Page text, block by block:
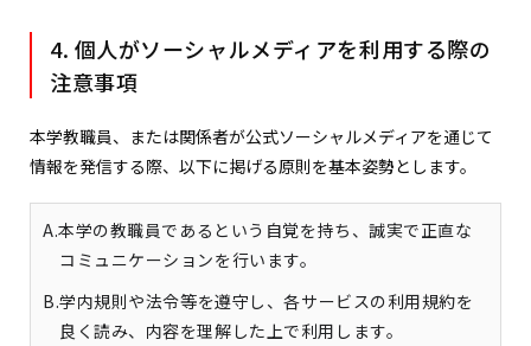
4. 個人がソーシャルメディアを利用する際の
注意事項
本学教職員、または関係者が公式ソーシャルメディアを通じて
情報を発信する際、以下に掲げる原則を基本姿勢とします。
A.本学の教職員であるという自覚を持ち、誠実で正直な
コミュニケーションを行います。
B.学内規則や法令等を遵守し、各サービスの利用規約を
良く読み、内容を理解した上で利用します。